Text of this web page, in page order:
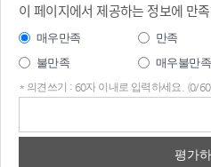
이 페이지에서 제공하는 정보에 만
매우만족 만족
불만족
매우불만족
* 의견쓰기 : 60자 이내로 입력하세요. (0/